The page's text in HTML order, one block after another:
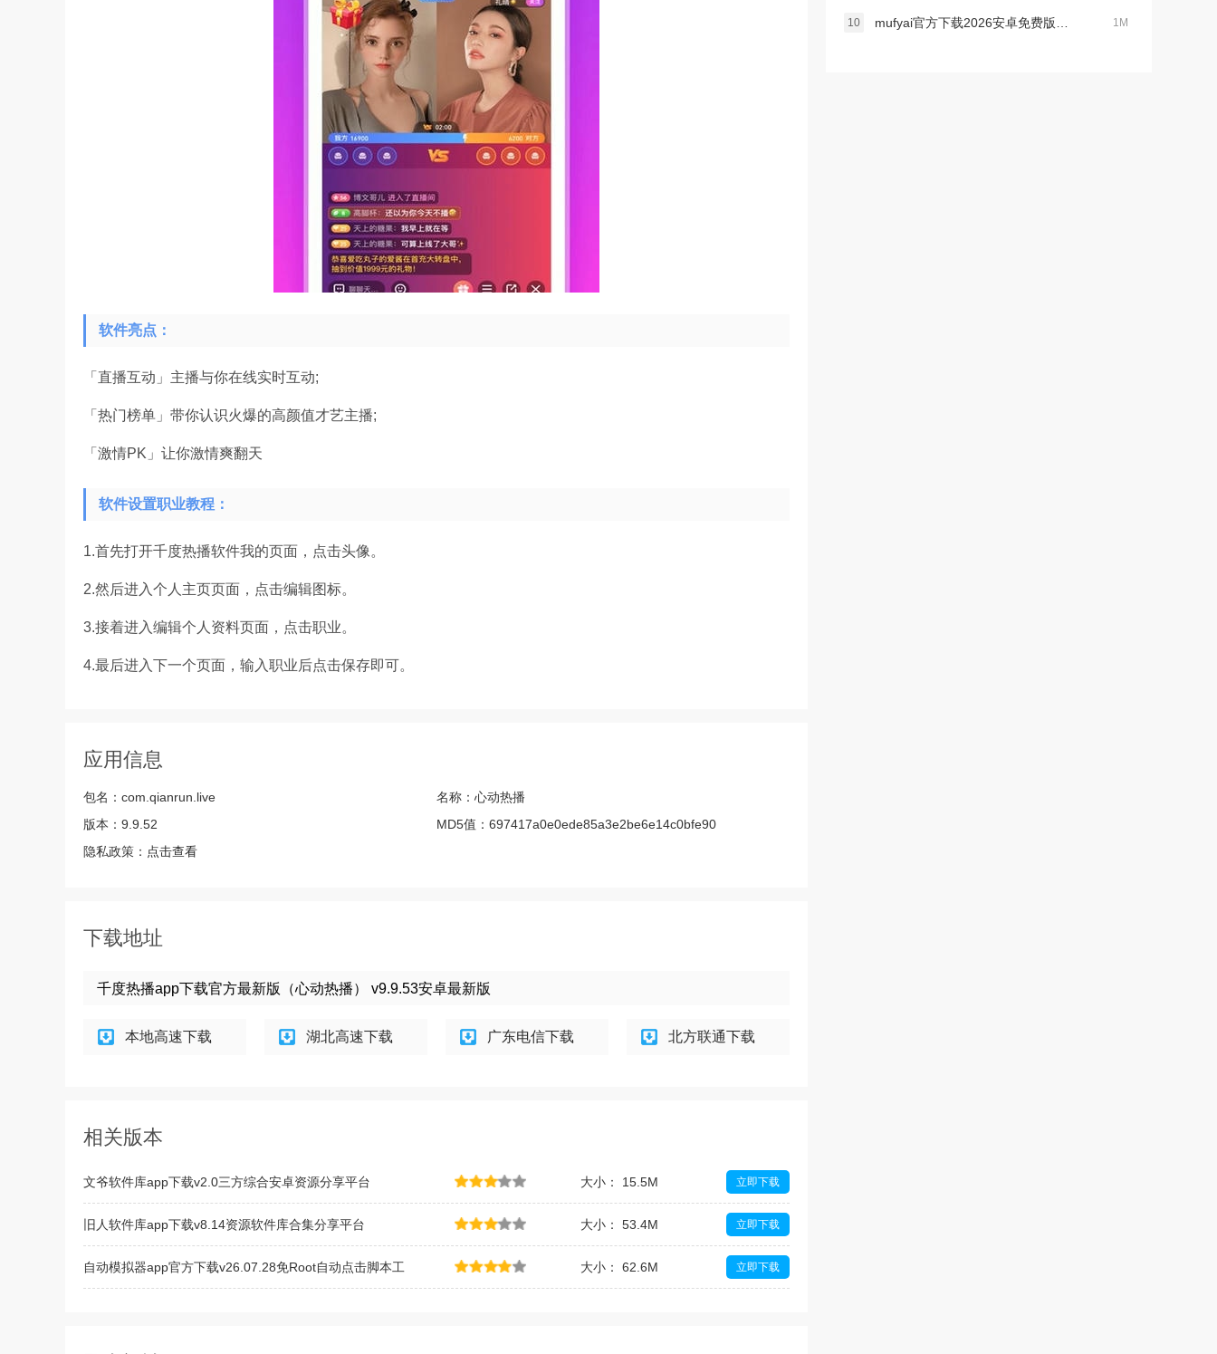
软件亮点：
「直播互动」主播与你在线实时互动;
「热门榜单」带你认识火爆的高颜值才艺主播;
「激情PK」让你激情爽翻天
软件设置职业教程：
1.首先打开千度热播软件我的页面，点击头像。
2.然后进入个人主页页面，点击编辑图标。
3.接着进入编辑个人资料页面，点击职业。
4.最后进入下一个页面，输入职业后点击保存即可。
应用信息
包名： com.qianrun.live 名称： 心动热播
版本： 9.9.52 MD5值： 697417a0e0ede85a3e2be6e14c0bfe90
隐私政策： 点击查看
下载地址
千度热播app下载官方最新版（心动热播） v9.9.53安卓最新版
本地高速下载 湖北高速下载 广东电信下载 北方联通下载
相关版本
文爷软件库app下载v2.0三方综合安卓资源分享平台 大小： 15.5M 立即下载
旧人软件库app下载v8.14资源软件库合集分享平台 大小： 53.4M 立即下载
自动模拟器app官方下载v26.07.28免Root自动点击脚本工 大小： 62.6M 立即下载
10 1M